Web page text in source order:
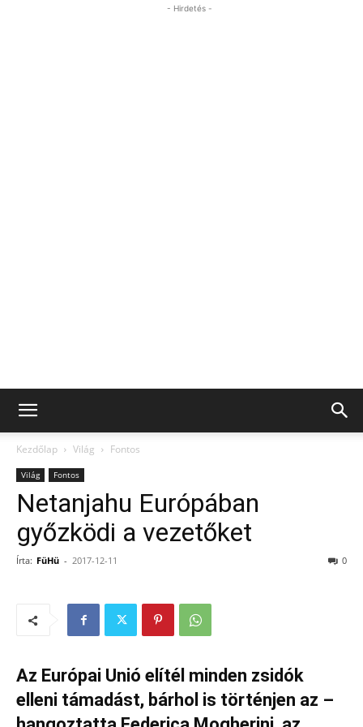
- Hirdetés -
Kezdőlap Világ Fontos
Világ Fontos
Netanjahu Európában
győzködi a vezetőket
Írta: FüHü - 2017-12-11 0
Az Európai Unió elítél minden zsidók
elleni támadást, bárhol is történjen az –